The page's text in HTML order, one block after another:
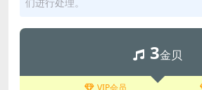
3金贝